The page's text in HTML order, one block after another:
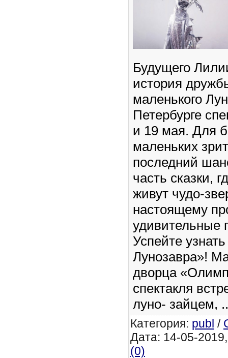
Будущего
история
маленького
Петербурге
и 19 мая. Для
маленьких
последний
часть сказки,
живут чудо-
настоящему
удивительные
Успейте
Лунозавра»!
дворца
спектакля
луно- зайцем,
Категория: publ /
Дата: 14-05-
(0)